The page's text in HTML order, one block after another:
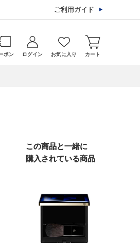
ご利用ガイド
ポン ログイン お気に入り カート
この商品と一緒に
購入されている商品